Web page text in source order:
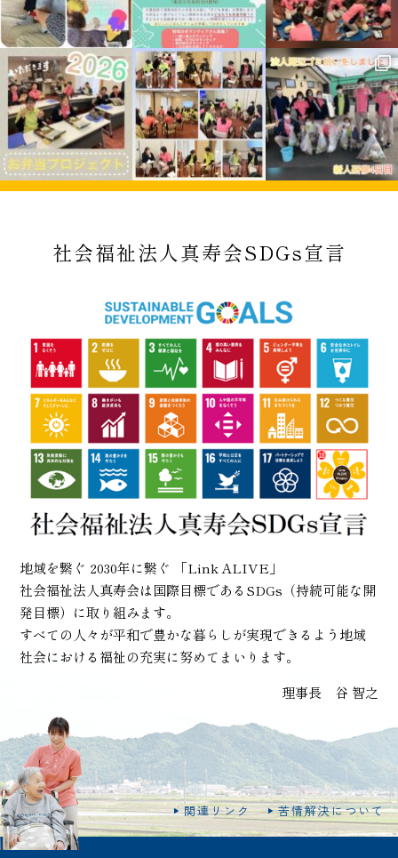
社会福祉法人真寿会SDGs宣言
地域を繋ぐ 2030年に繋ぐ 「Link ALIVE」
社会福祉法人真寿会は国際目標であるSDGs（持続可能な開
発目標）に取り組みます。
すべての人々が平和で豊かな暮らしが実現できるよう地域
社会における福祉の充実に努めてまいります。
理事長 谷 智之
関連リンク 苦情解決について